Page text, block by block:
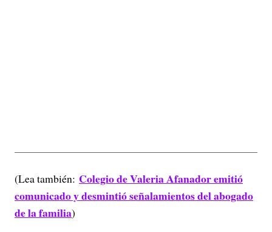
(Lea también: Colegio de Valeria Afanador emitió
comunicado y desmintió señalamientos del abogado
de la familia)